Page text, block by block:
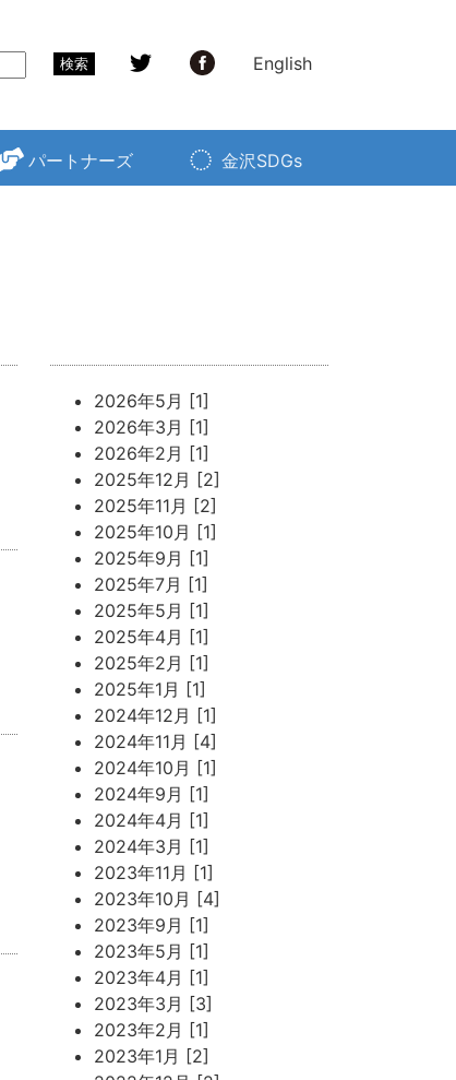
検索 English
パートナーズ 金沢SDGs
2026年5月 [1]
2026年3月 [1]
2026年2月 [1]
2025年12月 [2]
2025年11月 [2]
2025年10月 [1]
2025年9月 [1]
2025年7月 [1]
2025年5月 [1]
2025年4月 [1]
2025年2月 [1]
2025年1月 [1]
2024年12月 [1]
2024年11月 [4]
2024年10月 [1]
2024年9月 [1]
2024年4月 [1]
2024年3月 [1]
2023年11月 [1]
2023年10月 [4]
2023年9月 [1]
2023年5月 [1]
2023年4月 [1]
2023年3月 [3]
2023年2月 [1]
2023年1月 [2]